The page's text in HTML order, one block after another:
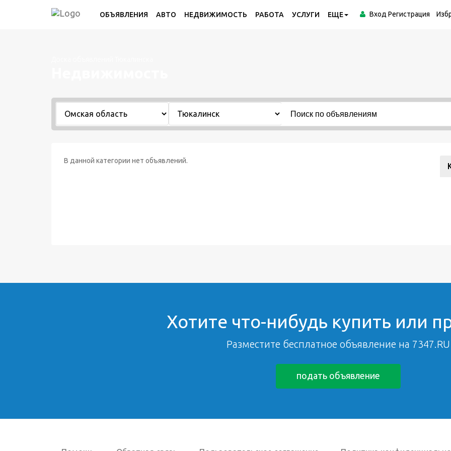
ОБЪЯВЛЕНИЯ АВТО НЕДВИЖИМОСТЬ РАБОТА УСЛУГИ ЕЩЕ Вход Регистрация
В данной категории нет объявлений.
Хотите что-нибудь купить или
Разместите бесплатное объявление на 7347.RU
подать объявление